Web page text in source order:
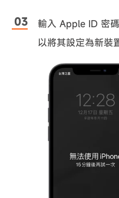
輸入 Apple ID 密
以將其設定為新裝